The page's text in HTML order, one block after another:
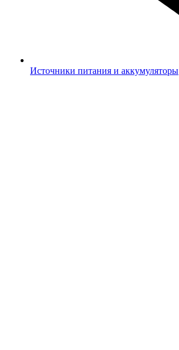
Источники питания и аккумуляторы